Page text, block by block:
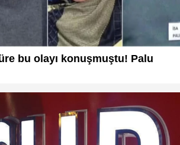
bu olayı konuşmuştu! Palu